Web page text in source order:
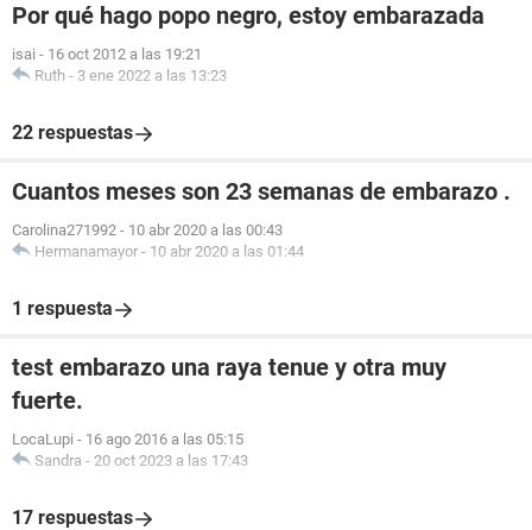
Por qué hago popo negro, estoy embarazada
isai - 16 oct 2012 a las 19:21
Ruth - 3 ene 2022 a las 13:23
22 respuestas
Cuantos meses son 23 semanas de embarazo .
Carolina271992 - 10 abr 2020 a las 00:43
Hermanamayor - 10 abr 2020 a las 01:44
1 respuesta
test embarazo una raya tenue y otra muy
fuerte.
LocaLupi - 16 ago 2016 a las 05:15
Sandra - 20 oct 2023 a las 17:43
17 respuestas